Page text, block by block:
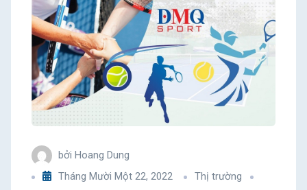
𝟐𝐂𝐒.𝐕𝐍
APP
MUA
BÁN
BĐS
bởi Hoang Dung
Tháng Mười Một 22, 2022
Thị trường